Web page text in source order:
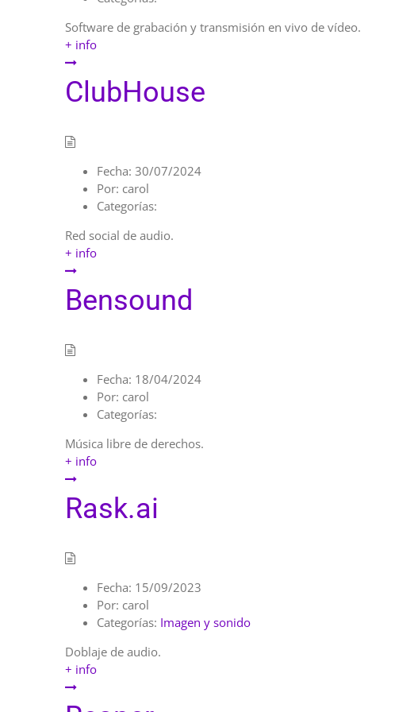
Software de grabación y transmisión en vivo de vídeo.
+ info
ClubHouse
Fecha: 30/07/2024
Por: carol
Categorías:
Red social de audio.
+ info
Bensound
Fecha: 18/04/2024
Por: carol
Categorías:
Música libre de derechos.
+ info
Rask.ai
Fecha: 15/09/2023
Por: carol
Categorías: Imagen y sonido
Doblaje de audio.
+ info